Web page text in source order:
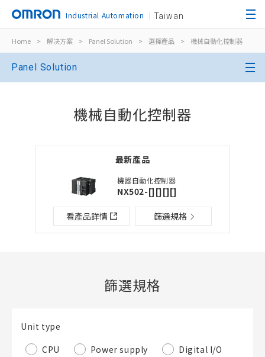
Industrial Automation Taiwan
Home > 解决方案 > Panel Solution > 選擇產品 > 機械自動化控制器
Panel Solution
機械自動化控制器
最新產品
機器自動化控制器
NX502-[][][][]
看產品詳情 篩選規格
篩選規格
Unit type
CPU
Power supply Digital I/O
關閉
新增產品到BOM表
檔案夾 必要
新建檔案夾
開啟BOM表
選擇其他產品
關閉